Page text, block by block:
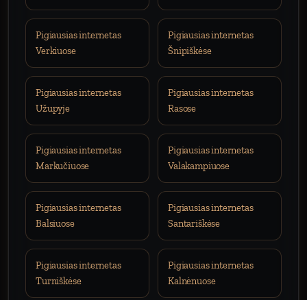
Pigiausias internetas
Verkiuose
Pigiausias internetas
Šnipiškėse
Pigiausias internetas
Užupyje
Pigiausias internetas
Rasose
Pigiausias internetas
Markučiuose
Pigiausias internetas
Valakampiuose
Pigiausias internetas
Balsiuose
Pigiausias internetas
Santariškėse
Pigiausias internetas
Turniškėse
Pigiausias internetas
Kalnėnuose